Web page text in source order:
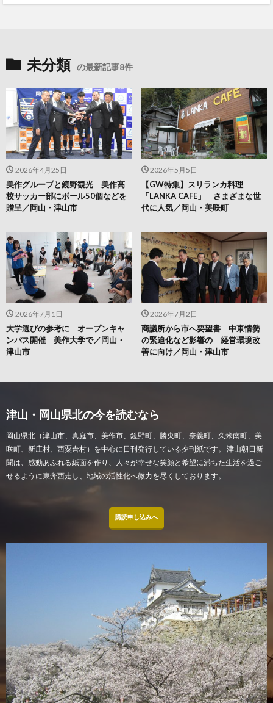
未分類 の最新記事8件
2026年7月2日
商議所から市へ要望書 中東情勢
の緊迫化など影響の 経営環境改
善に向け／岡山・津山市
2026年7月1日
大学選びの参考に オープンキャ
ンパス開催 美作大学で／岡山・
津山市
2026年5月5日
【GW特集】スリランカ料理
「LANKA CAFE」 さまざまな世
代に人気／岡山・美咲町
2026年4月25日
美作グループと鏡野観光 美作高
校サッカー部にボール50個などを
贈呈／岡山・津山市
津山・岡山県北の今を読むなら
岡山県北（津山市、真庭市、美作市、鏡野町、勝央町、奈義町、久米南町、美
咲町、新庄村、西粟倉村）を中心に日刊発行している夕刊紙です。 津山朝日新
聞は、感動あふれる紙面を作り、人々が幸せな笑顔と希望に満ちた生活を過ご
せるように東奔西走し、地域の活性化へ微力を尽くしております。
購読申し込みへ